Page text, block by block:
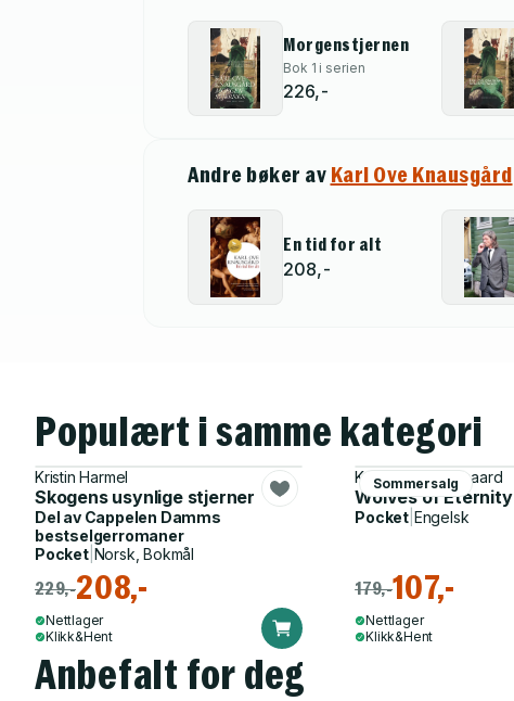
Morgenstjernen
Bok 1 i serien
226,-
Andre bøker av Karl Ove Knausgård
En tid for alt
208,-
Populært i samme kategori
Kristin Harmel
Skogens usynlige stjerner
Del av Cappelen Damms
bestselgerromaner
Pocket| Norsk, Bokmål
229,-208,-
Nettlager
Klikk&Hent
Sommersalg
Karl Ove Knausgaard
Wolves of Eternity
Pocket| Engelsk
179,-107,-
Nettlager
Klikk&Hent
Anbefalt for deg